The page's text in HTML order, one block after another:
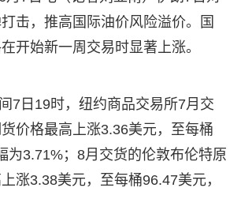
击，推高国际油价风险溢价。国
开始新一周交易时显著上涨。
7日19时，纽约商品交易所7月交
价格最高上涨3.36美元，至每桶
为3.71%；8月交货的伦敦布伦特原
涨3.38美元，至每桶96.47美元，